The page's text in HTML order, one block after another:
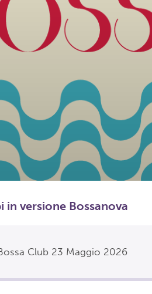
versione Bossanova
Club 23 Maggio 2026